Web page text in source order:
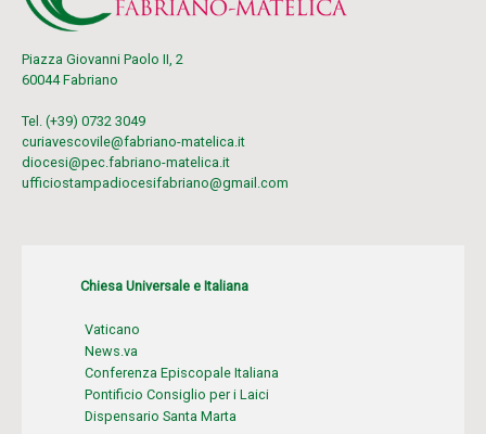
Piazza Giovanni Paolo II, 2
60044 Fabriano
Tel. (+39) 0732 3049
curiavescovile@fabriano-matelica.it
diocesi@pec.fabriano-matelica.it
ufficiostampadiocesifabriano@gmail.com
Chiesa Universale e Italiana
Vaticano
News.va
Conferenza Episcopale Italiana
Pontificio Consiglio per i Laici
Dispensario Santa Marta